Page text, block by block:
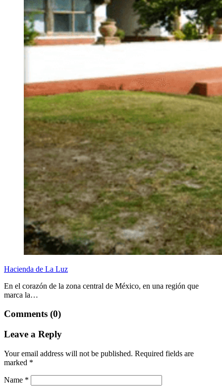
Hacienda de La Luz
En el corazón de la zona central de México, en una región que
marca la…
Comments (0)
Leave a Reply
Your email address will not be published. Required fields are
marked *
Name *